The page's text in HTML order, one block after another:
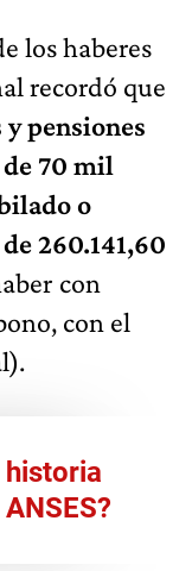
los haberes
recordó que
pensiones
70 mil
o
260.141,60
con
con el